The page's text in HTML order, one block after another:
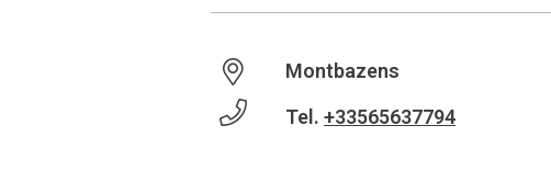
Montbazens
Tel. +33565637794